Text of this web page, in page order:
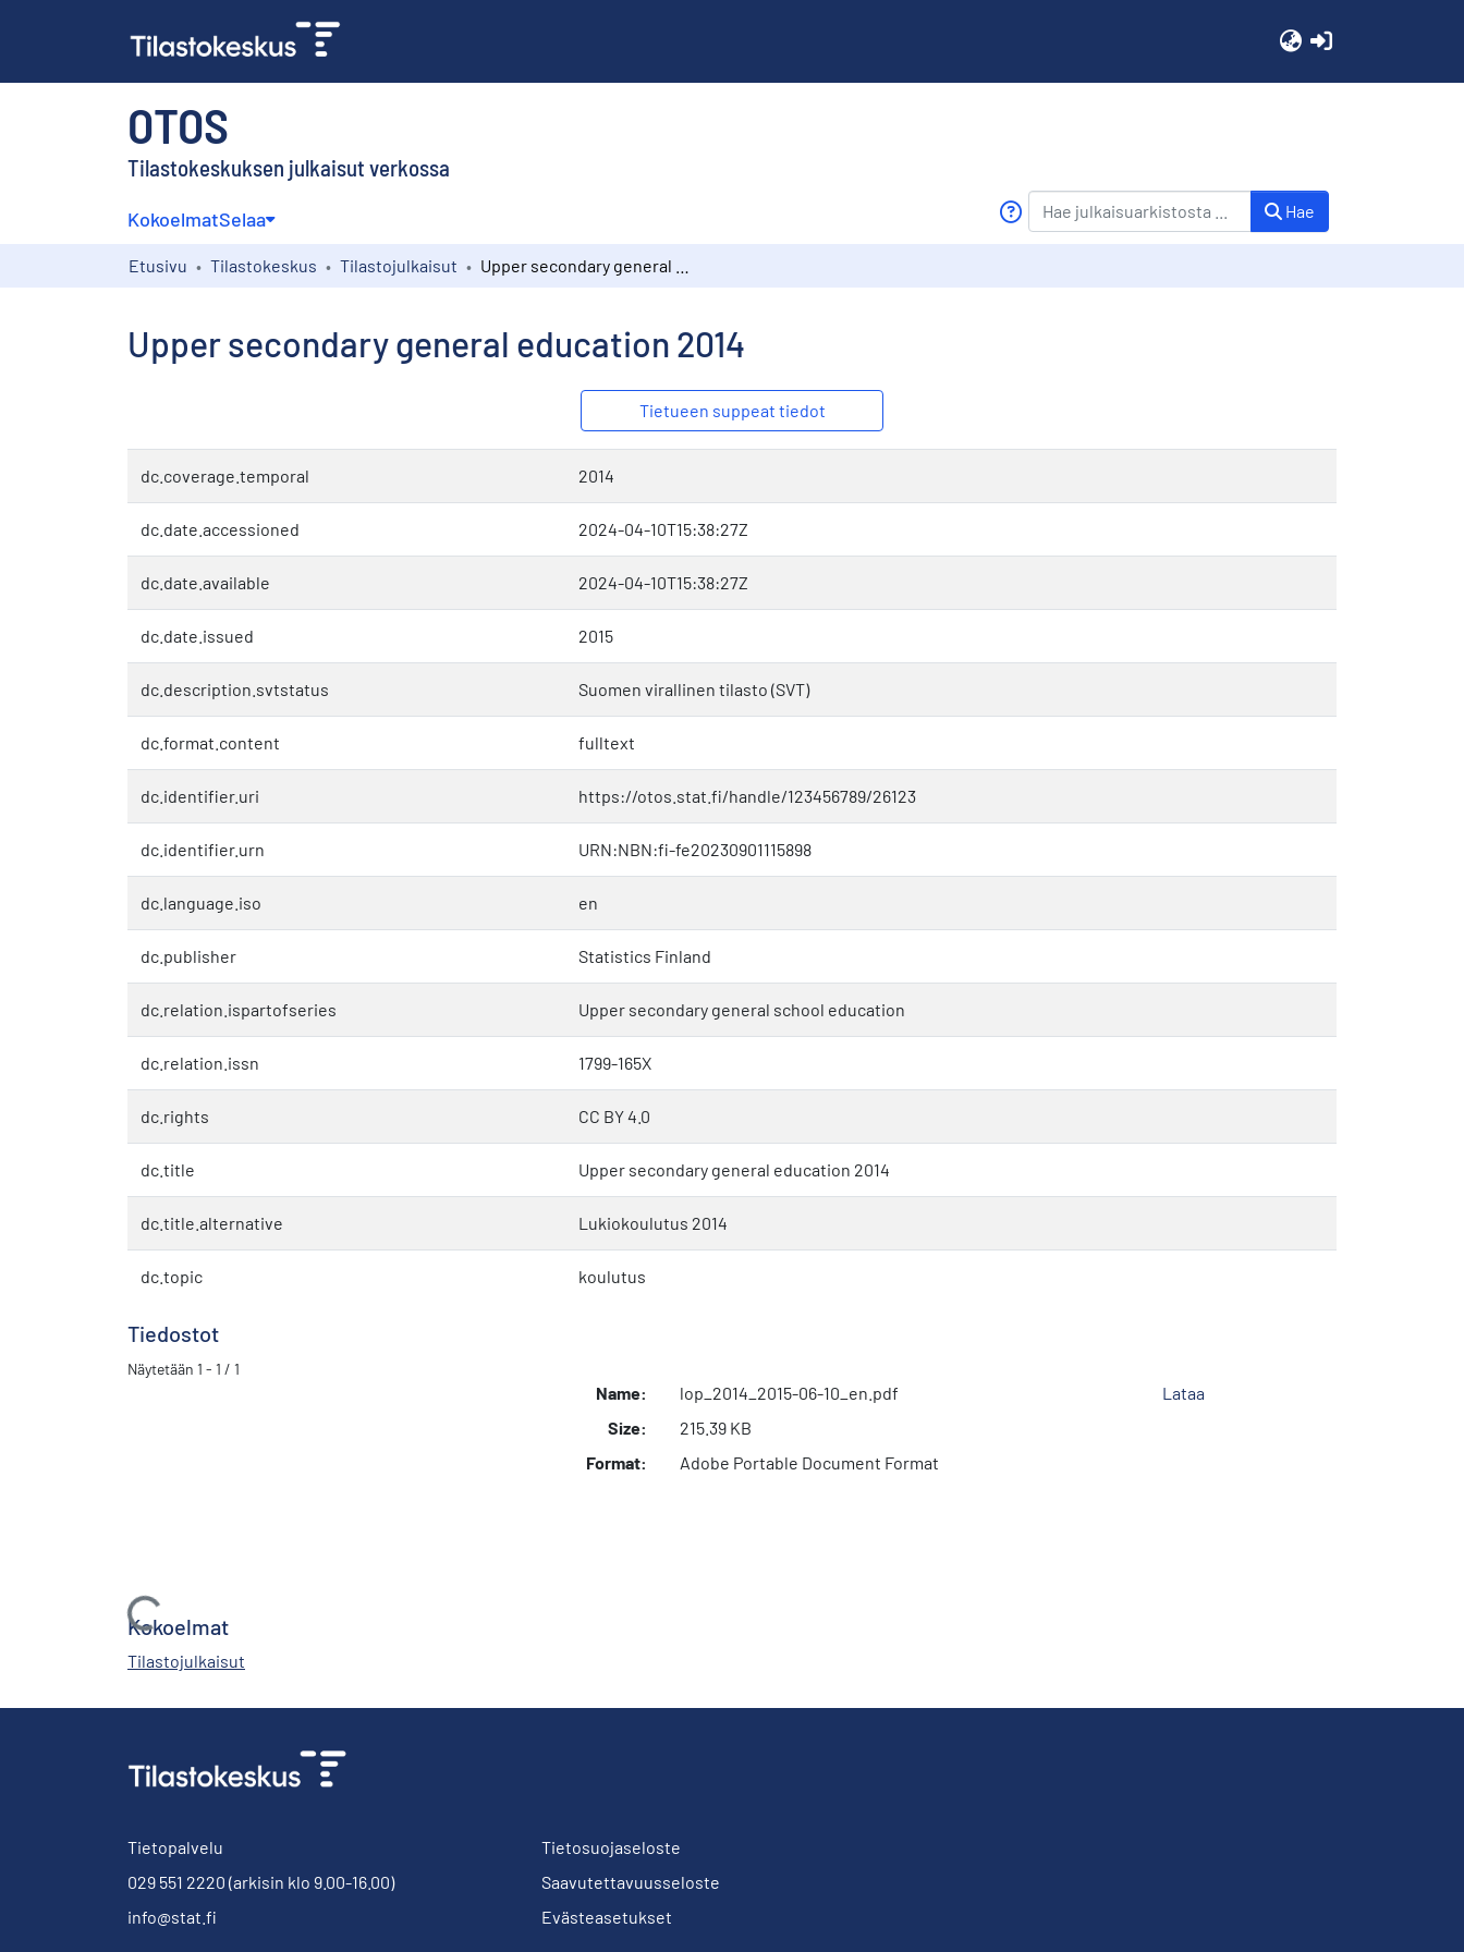
OTOS
Tilastokeskuksen julkaisut verkossa
KokoelmatSelaa Hae
Etusivu Tilastokeskus Tilastojulkaisut
Upper secondary general education 2014
Tietueen suppeat tiedot
dc.coverage.temporal 2014
dc.date.accessioned 2024-04-10T15:38:27Z
dc.date.available 2024-04-10T15:38:27Z
dc.date.issued 2015
dc.description.svtstatus Suomen virallinen tilasto (SVT)
dc.format.content fulltext
dc.identifier.uri https://otos.stat.fi/handle/123456789/26123
dc.identifier.urn URN:NBN:fi-fe20230901115898
dc.language.iso en
dc.publisher Statistics Finland
dc.relation.ispartofseries Upper secondary general school education
dc.relation.issn 1799-165X
dc.rights CC BY 4.0
dc.title Upper secondary general education 2014
dc.title.alternative Lukiokoulutus 2014
dc.topic koulutus
Tiedostot
Näytetään 1 - 1 / 1
Ladataan...
Name:
lop_2014_2015-06-10_en.pdf
Size:
215.39 KB
Format:
Adobe Portable Document Format
Lataa
Kokoelmat
Tilastojulkaisut
Tietopalvelu
029 551 2220 (arkisin klo 9.00-16.00)
info@stat.fi
Tietosuojaseloste
Saavutettavuusseloste
Evästeasetukset